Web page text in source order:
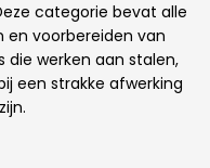
categorie bevat alle
en voorbereiden van
die werken aan stalen,
een strakke afwerking